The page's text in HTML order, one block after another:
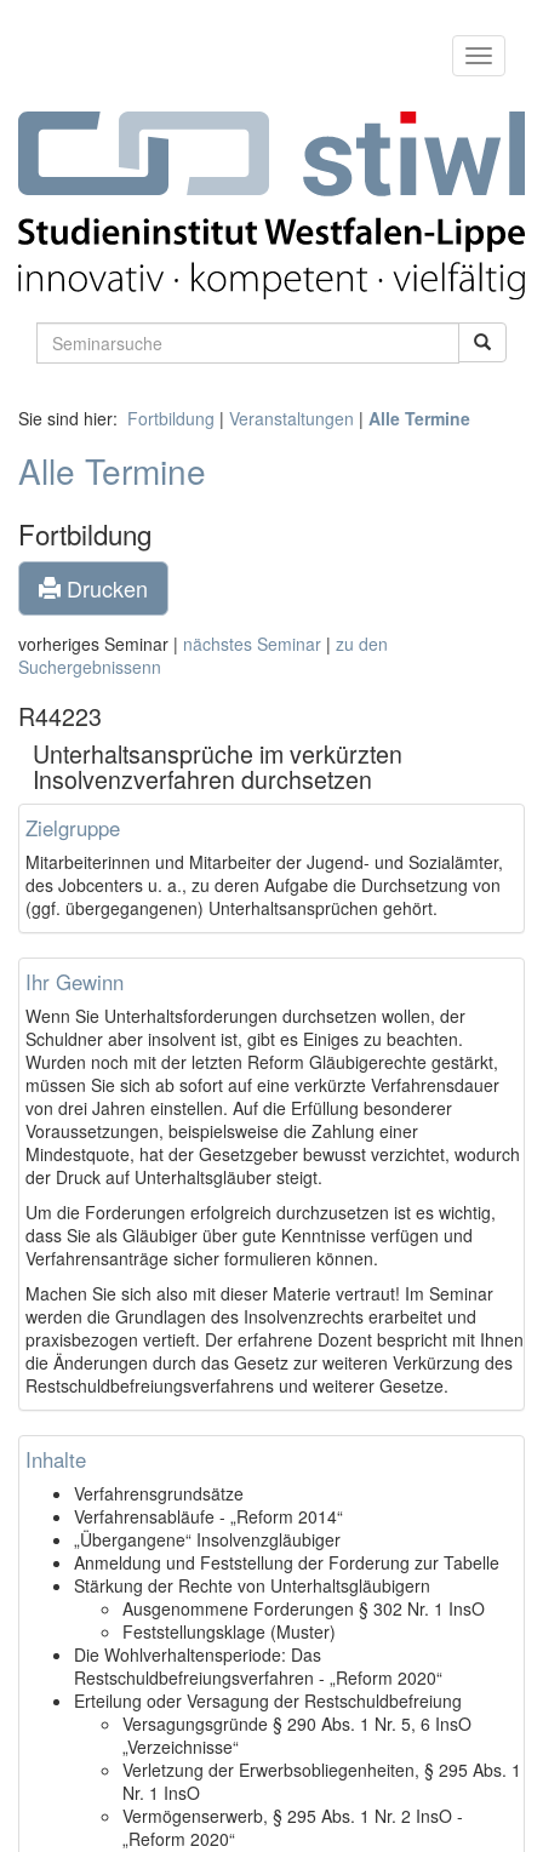
Sie sind hier: Fortbildung | Veranstaltungen | Alle Termine
Alle Termine
Fortbildung
Drucken
vorheriges Seminar | nächstes Seminar | zu den
Suchergebnissenn
R44223
Unterhaltsansprüche im verkürzten
Insolvenzverfahren durchsetzen
Zielgruppe
Mitarbeiterinnen und Mitarbeiter der Jugend- und Sozialämter,
des Jobcenters u. a., zu deren Aufgabe die Durchsetzung von
(ggf. übergegangenen) Unterhaltsansprüchen gehört.
Ihr Gewinn
Wenn Sie Unterhaltsforderungen durchsetzen wollen, der
Schuldner aber insolvent ist, gibt es Einiges zu beachten.
Wurden noch mit der letzten Reform Gläubigerechte gestärkt,
müssen Sie sich ab sofort auf eine verkürzte Verfahrensdauer
von drei Jahren einstellen. Auf die Erfüllung besonderer
Voraussetzungen, beispielsweise die Zahlung einer
Mindestquote, hat der Gesetzgeber bewusst verzichtet, wodurch
der Druck auf Unterhaltsgläuber steigt.
Um die Forderungen erfolgreich durchzusetzen ist es wichtig,
dass Sie als Gläubiger über gute Kenntnisse verfügen und
Verfahrensanträge sicher formulieren können.
Machen Sie sich also mit dieser Materie vertraut! Im Seminar
werden die Grundlagen des Insolvenzrechts erarbeitet und
praxisbezogen vertieft. Der erfahrene Dozent bespricht mit Ihnen
die Änderungen durch das Gesetz zur weiteren Verkürzung des
Restschuldbefreiungsverfahrens und weiterer Gesetze.
Inhalte
Verfahrensgrundsätze
Verfahrensabläufe - „Reform 2014“
„Übergangene“ Insolvenzgläubiger
Anmeldung und Feststellung der Forderung zur Tabelle
Stärkung der Rechte von Unterhaltsgläubigern
Ausgenommene Forderungen § 302 Nr. 1 InsO
Feststellungsklage (Muster)
Die Wohlverhaltensperiode: Das
Restschuldbefreiungsverfahren - „Reform 2020“
Erteilung oder Versagung der Restschuldbefreiung
Versagungsgründe § 290 Abs. 1 Nr. 5, 6 InsO
„Verzeichnisse“
Verletzung der Erwerbsobliegenheiten, § 295 Abs. 1
Nr. 1 InsO
Vermögenserwerb, § 295 Abs. 1 Nr. 2 InsO -
„Reform 2020“